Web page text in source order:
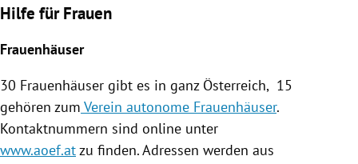
Hilfe für Frauen
Frauenhäuser
30 Frauenhäuser gibt es in ganz Österreich, 15
gehören zum Verein autonome Frauenhäuser.
Kontaktnummern sind online unter
www.aoef.atzu finden. Adressen werden aus